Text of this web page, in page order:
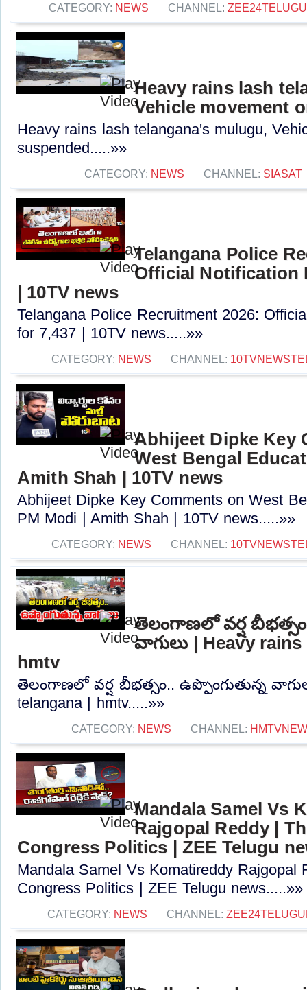
CATEGORY: NEWS CHANNEL:
Heavy rains lash
Vehicle movement
Heavy rains lash telangana's mulugu,
suspended.....»»
CATEGORY: NEWS CHANNEL: SIASAT
Telangana Police
Official Notification
| 10TV news
Telangana Police Recruitment 2026:
for 7,437 | 10TV news.....»»
CATEGORY: NEWS CHANNEL:
Abhijeet Dipke Key
West Bengal
Amith Shah | 10TV news
Abhijeet Dipke Key Comments on West
PM Modi | Amith Shah | 10TV news.....»»
CATEGORY: NEWS CHANNEL:
తెలంగాణలో వర్ష
వాగులు | Heavy
hmtv
తెలంగాణలో వర్ష బీభత్సం.. ఉప్పొంగుతున్న
telangana | hmtv.....»»
CATEGORY: NEWS CHANNEL:
Mandala Samel Vs
Rajgopal Reddy |
Congress Politics | ZEE Telugu
Mandala Samel Vs Komatireddy Rajgopal
Congress Politics | ZEE Telugu news.....»»
CATEGORY: NEWS CHANNEL: